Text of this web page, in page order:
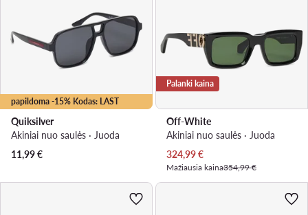
papildoma -15% Kodas: LAST
Quiksilver
Akiniai nuo saulės · Juoda
11,99€
Palanki kaina
Off-White
Akiniai nuo saulės · Juoda
Dabartinė kaina
324,99€
Mažiausia kaina354,99 €